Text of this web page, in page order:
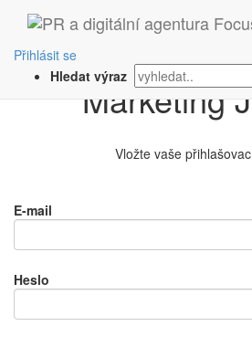
Přihlásit se
Hledat výraz
Vložte vaše
E-mail
Heslo